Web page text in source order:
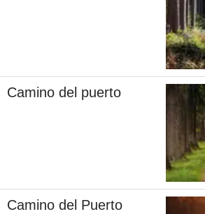
Camino del puerto
Camino del Puerto